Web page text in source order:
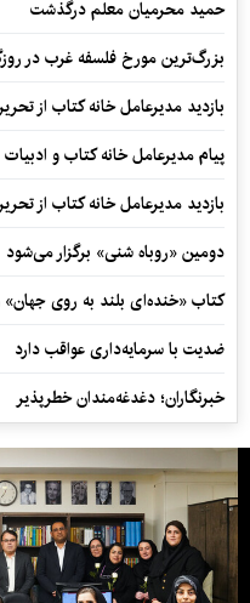
حمید محرمیان معلم درگذشت
بزرگ‌ترین مورخ فلسفه غرب در
بازدید مدیرعامل خانه کتاب از
پیام مدیرعامل خانه کتاب و ادبیات
بازدید مدیرعامل خانه کتاب از
دومین «روباه شنی» برگزار می‌شود
کتاب «خنده‌ای بلند به روی جهان»
ضدیت با سرمایه‌داری عواقب دارد
خبرنگاران؛ دغدغه‌مندان خطرپذیر